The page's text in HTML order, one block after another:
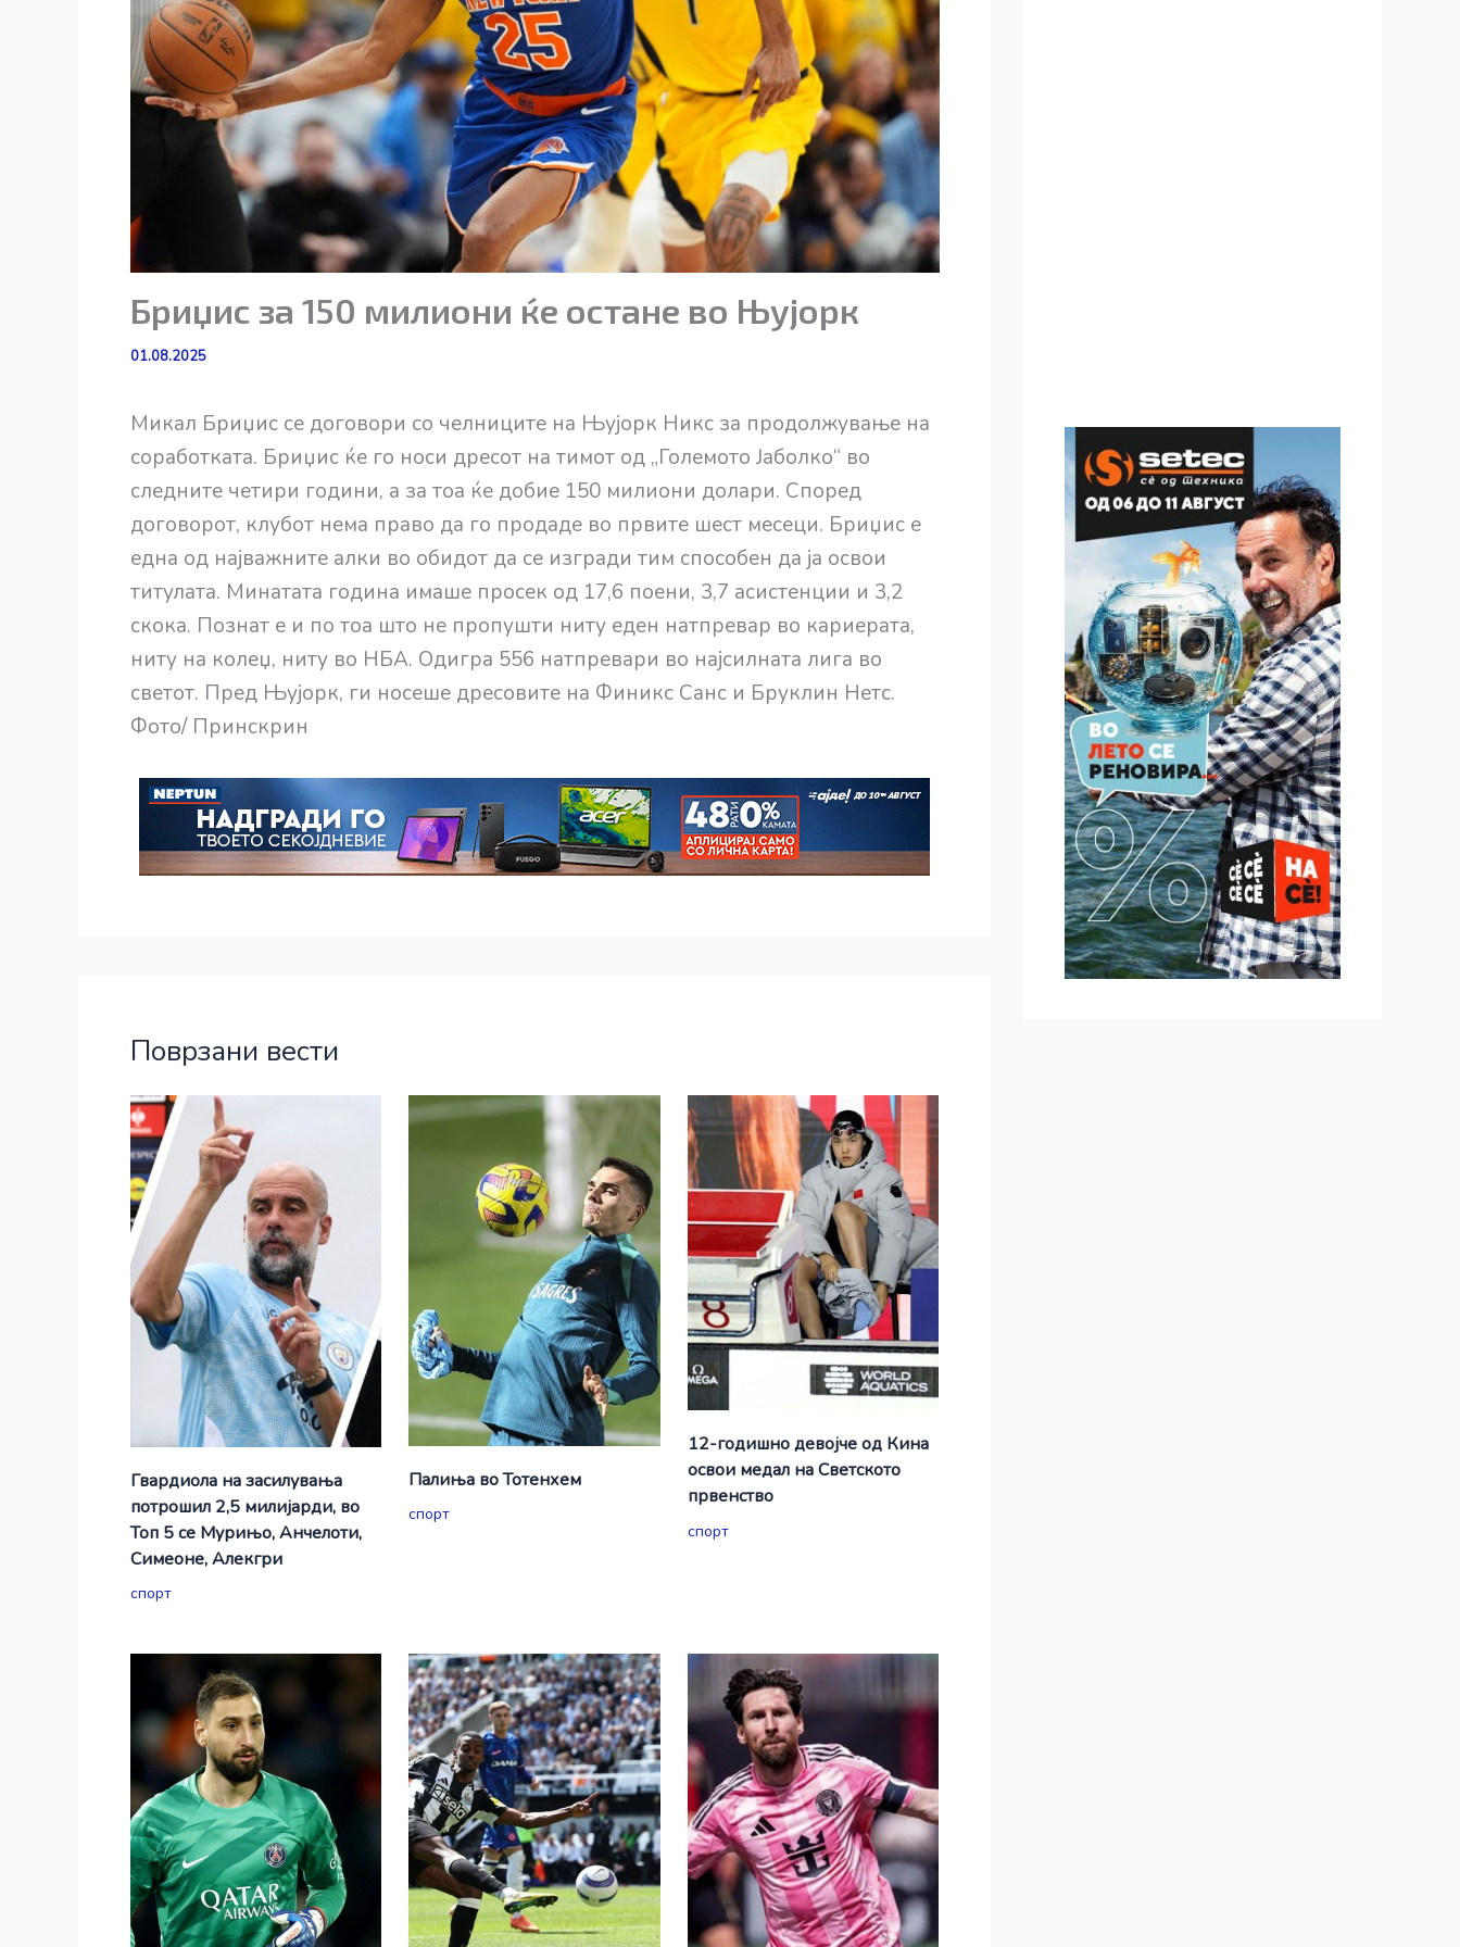
Бриџис за 150 милиони ќе остане во Њујорк
01.08.2025
Микал Бриџис се договори со челниците на Њујорк Никс за продолжување на
соработката. Бриџис ќе го носи дресот на тимот од „Големото Јаболко“ во
следните четири години, а за тоа ќе добие 150 милиони долари. Според
договорот, клубот нема право да го продаде во првите шест месеци. Бриџис е
една од најважните алки во обидот да се изгради тим способен да ја освои
титулата. Минатата година имаше просек од 17,6 поени, 3,7 асистенции и 3,2
скока. Познат е и по тоа што не пропушти ниту еден натпревар во кариерата,
ниту на колеџ, ниту во НБА. Одигра 556 натпревари во најсилната лига во
светот. Пред Њујорк, ги носеше дресовите на Финикс Санс и Бруклин Нетс.
Фото/ Принскрин
Поврзани вести
Гвардиола на засилувања
потрошил 2,5 милијарди, во
Топ 5 се Мурињо, Анчелоти,
Симеоне, Алекгри
спорт
Палиња во Тотенхем
спорт
12-годишно девојче од Кина
освои медал на Светското
првенство
спорт